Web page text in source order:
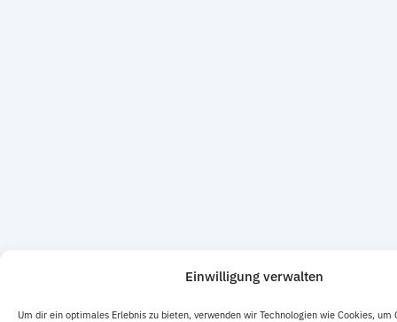
Einwilligung verwalten
Um dir ein optimales Erlebnis zu bieten, verwenden wir Technologien wie Cookies,